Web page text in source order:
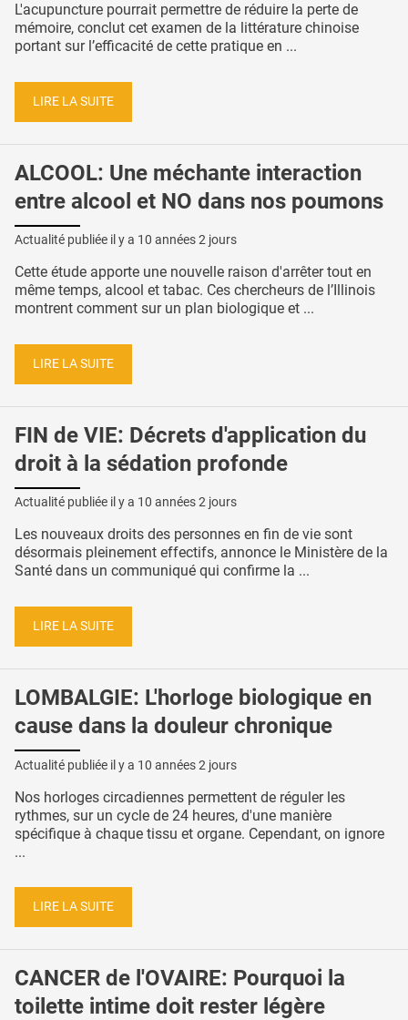
L'acupuncture pourrait permettre de réduire la perte de
mémoire, conclut cet examen de la littérature chinoise
portant sur l’efficacité de cette pratique en ...
LIRE LA SUITE
ALCOOL: Une méchante interaction
entre alcool et NO dans nos poumons
Actualité publiée il y a 10 années 2 jours
Cette étude apporte une nouvelle raison d'arrêter tout en
même temps, alcool et tabac. Ces chercheurs de l’Illinois
montrent comment sur un plan biologique et ...
LIRE LA SUITE
FIN de VIE: Décrets d'application du
droit à la sédation profonde
Actualité publiée il y a 10 années 2 jours
Les nouveaux droits des personnes en fin de vie sont
désormais pleinement effectifs, annonce le Ministère de la
Santé dans un communiqué qui confirme la ...
LIRE LA SUITE
LOMBALGIE: L'horloge biologique en
cause dans la douleur chronique
Actualité publiée il y a 10 années 2 jours
Nos horloges circadiennes permettent de réguler les
rythmes, sur un cycle de 24 heures, d'une manière
spécifique à chaque tissu et organe. Cependant, on ignore
...
LIRE LA SUITE
CANCER de l'OVAIRE: Pourquoi la
toilette intime doit rester légère